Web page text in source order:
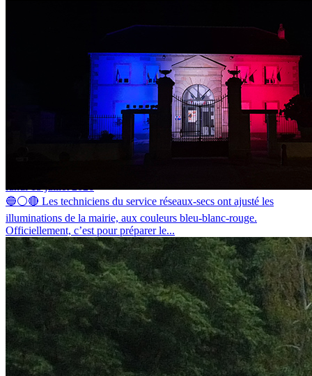
lundi 13 juillet 2026
🔵⚪🔴 Les techniciens du service réseaux-secs ont ajusté les
illuminations de la mairie, aux couleurs bleu-blanc-rouge.
Officiellement, c’est pour préparer le...